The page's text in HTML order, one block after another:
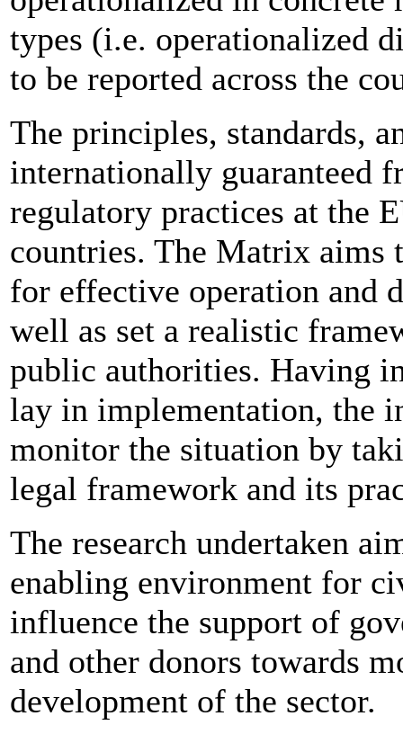
types (i.e. operationalized
to be reported across the
The principles, standards,
internationally guaranteed
regulatory practices at the
countries. The Matrix aims
for effective operation and
well as set a realistic
public authorities. Having
lay in implementation, the
monitor the situation by
legal framework and its
The research undertaken
enabling environment for
influence the support of
and other donors towards
development of the sector.